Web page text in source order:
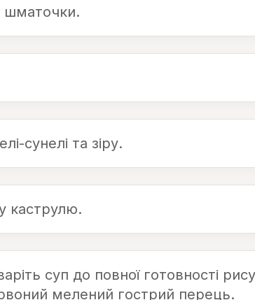
шматочки.
сунелі та зіру.
каструлю.
суп до повної готовності
мелений гострий перець.